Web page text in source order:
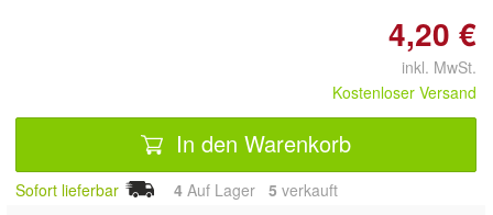
4,20 €
inkl. MwSt.
Kostenloser Versand
In den Warenkorb
Sofort lieferbar 4 Auf Lager 5 verkauft